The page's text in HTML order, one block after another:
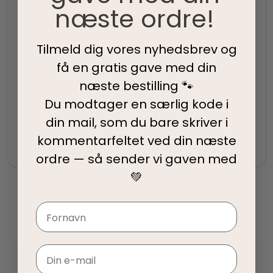
5-Stjernet kundeservice
Vi har topscore på både Facebook, Google og
Trustpilot - Vi er her for at hjælpe dig
Fair priser
Vi tilbyder fair priser, så I kan nyde vores
kvalitetsprodukter uden at springe budgettet.
næste ordre!
Tilmeld dig vores nyhedsbrev og
få en gratis gave med din
næste bestilling 🐾
Du modtager en særlig kode i
din mail, som du bare skriver i
kommentarfeltet ved din næste
ordre — så sender vi gaven med
💚
Navn
Email